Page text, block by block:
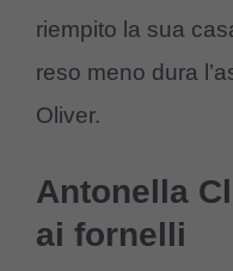
riempito la sua
reso meno dura
Oliver.
Antonella
ai fornelli